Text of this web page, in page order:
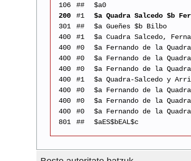
106
##
$a0
200
#1
$a Quadra Salcedo $b
301
##
$a Gueñes $b Bilbo
400
#1
$a Cuadra Salcedo,
400
#0
$a Fernando de la
400
#0
$a Fernando de la
400
#0
$a Fernando de la
400
#1
$a Quadra-Salcedo y
400
#0
$a Fernando de la
400
#0
$a Fernando de la
400
#0
$a Fernando de la
801
## $aES$bEAL$c